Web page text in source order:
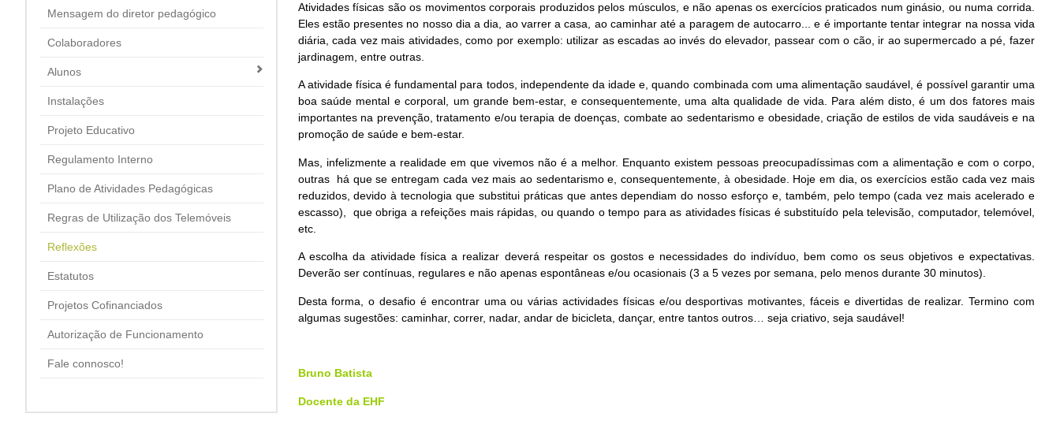
Mensagem do diretor pedagógico
Colaboradores
Alunos
Instalações
Projeto Educativo
Regulamento Interno
Plano de Atividades Pedagógicas
Regras de Utilização dos Telemóveis
Reflexões
Estatutos
Projetos Cofinanciados
Autorização de Funcionamento
Fale connosco!
Atividades físicas são os movimentos corporais produzidos pelos músculos, e não apenas os exercícios praticados num ginásio, ou numa corrida.
Eles estão presentes no nosso dia a dia, ao varrer a casa, ao caminhar até a paragem de autocarro... e é importante tentar integrar na nossa vida
diária, cada vez mais atividades, como por exemplo: utilizar as escadas ao invés do elevador, passear com o cão, ir ao supermercado a pé, fazer
jardinagem, entre outras.
A atividade física é fundamental para todos, independente da idade e, quando combinada com uma alimentação saudável, é possível garantir uma
boa saúde mental e corporal, um grande bem-estar, e consequentemente, uma alta qualidade de vida. Para além disto, é um dos fatores mais
importantes na prevenção, tratamento e/ou terapia de doenças, combate ao sedentarismo e obesidade, criação de estilos de vida saudáveis e na
promoção de saúde e bem-estar.
Mas, infelizmente a realidade em que vivemos não é a melhor. Enquanto existem pessoas preocupadíssimas com a alimentação e com o corpo,
outras
há que se entregam cada vez mais ao sedentarismo e, consequentemente, à obesidade. Hoje em dia, os exercícios estão cada vez mais
reduzidos, devido à tecnologia que substitui práticas que antes dependiam do nosso esforço e, também, pelo tempo (cada vez mais acelerado e
escasso),
que obriga a refeições mais rápidas, ou quando o tempo para as atividades físicas é substituído pela televisão, computador, telemóvel,
etc.
A escolha da atividade física a realizar deverá respeitar os gostos e necessidades do indivíduo, bem como os seus objetivos e expectativas.
Deverão ser contínuas, regulares e não apenas espontâneas e/ou ocasionais (3 a 5 vezes por semana, pelo menos durante 30 minutos).
Desta forma, o desafio é encontrar uma ou várias actividades físicas e/ou desportivas motivantes, fáceis e divertidas de realizar. Termino com
algumas sugestões: caminhar, correr, nadar, andar de bicicleta, dançar, entre tantos outros… seja criativo, seja saudável!
Bruno Batista
Docente da EHF